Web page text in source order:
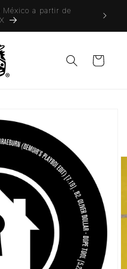
a partir de
Carrito